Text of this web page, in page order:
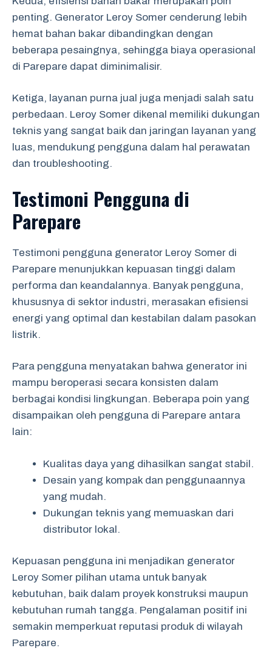
penting. Generator Leroy Somer cenderung lebih
hemat bahan bakar dibandingkan dengan
beberapa pesaingnya, sehingga biaya operasional
di Parepare dapat diminimalisir.
Ketiga, layanan purna jual juga menjadi salah satu
perbedaan. Leroy Somer dikenal memiliki dukungan
teknis yang sangat baik dan jaringan layanan yang
luas, mendukung pengguna dalam hal perawatan
dan troubleshooting.
Testimoni Pengguna di
Parepare
Testimoni pengguna generator Leroy Somer di
Parepare menunjukkan kepuasan tinggi dalam
performa dan keandalannya. Banyak pengguna,
khususnya di sektor industri, merasakan efisiensi
energi yang optimal dan kestabilan dalam pasokan
listrik.
Para pengguna menyatakan bahwa generator ini
mampu beroperasi secara konsisten dalam
berbagai kondisi lingkungan. Beberapa poin yang
disampaikan oleh pengguna di Parepare antara
lain:
Kualitas daya yang dihasilkan sangat stabil.
Desain yang kompak dan penggunaannya
yang mudah.
Dukungan teknis yang memuaskan dari
distributor lokal.
Kepuasan pengguna ini menjadikan generator
Leroy Somer pilihan utama untuk banyak
kebutuhan, baik dalam proyek konstruksi maupun
kebutuhan rumah tangga. Pengalaman positif ini
semakin memperkuat reputasi produk di wilayah
Parepare.